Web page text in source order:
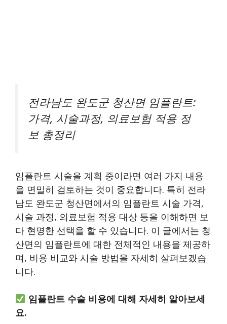
전라남도 완도군 청산면 임플란트:
가격, 시술과정, 의료보험 적용 정
보 총정리
임플란트 시술을 계획 중이라면 여러 가지 내용
을 면밀히 검토하는 것이 중요합니다. 특히 전라
남도 완도군 청산면에서의 임플란트 시술 가격,
시술 과정, 의료보험 적용 대상 등을 이해하면 보
다 현명한 선택을 할 수 있습니다. 이 글에서는 청
산면의 임플란트에 대한 전체적인 내용을 제공하
며, 비용 비교와 시술 방법을 자세히 살펴보겠습
니다.
임플란트 수술 비용에 대해 자세히 알아보세
요.